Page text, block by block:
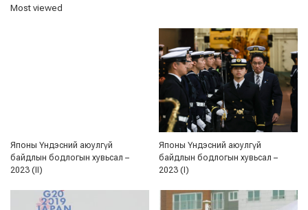
Most viewed
Японы Үндэсний аюулгүй
байдлын бодлогын хувьсал –
2023 (II)
Японы Үндэсний аюулгүй
байдлын бодлогын хувьсал –
2023 (I)